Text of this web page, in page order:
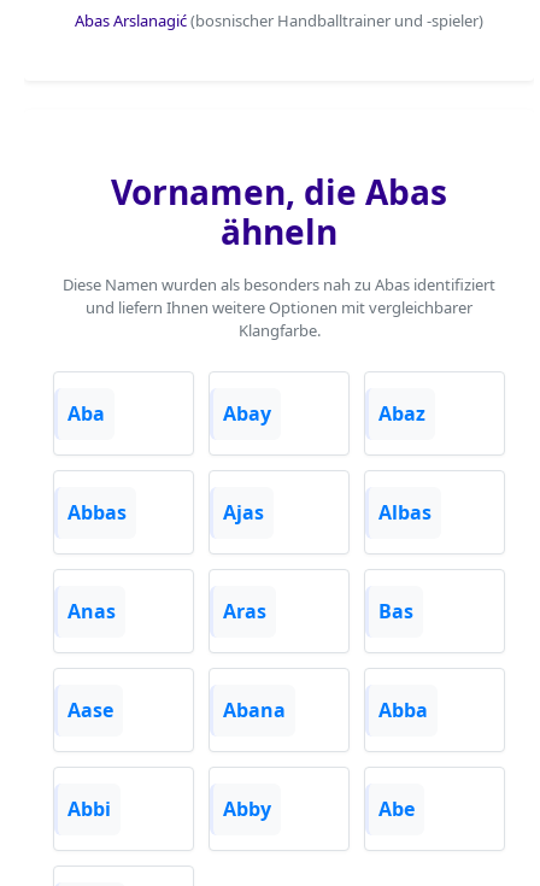
Abas Arslanagić(bosnischer Handballtrainer und -spieler)
Vornamen, die Abas
ähneln
Diese Namen wurden als besonders nah zu Abas identifiziert
und liefern Ihnen weitere Optionen mit vergleichbarer
Klangfarbe.
Aba Abay Abaz
Abbas Ajas Albas
Anas Aras Bas
Aase Abana Abba
Abbi Abby Abe